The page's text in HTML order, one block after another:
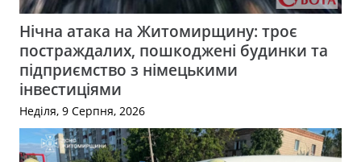
Нічна атака на Житомирщину: троє
постраждалих, пошкоджені будинки та
підприємство з німецькими
інвестиціями
Неділя, 9 Серпня, 2026